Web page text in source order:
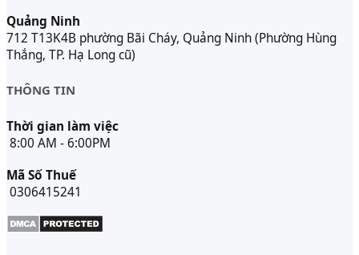
Quảng Ninh
712 T13K4B phường Bãi Cháy, Quảng Ninh (Phường Hùng
Thắng, TP. Hạ Long cũ)
THÔNG TIN
Thời gian làm việc
8:00 AM - 6:00PM
Mã Số Thuế
0306415241